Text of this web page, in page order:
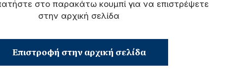
στο παρακάτω κουμπί για να επιστρέψετε
στην αρχική σελίδα
Επιστροφή στην αρχική σελίδα